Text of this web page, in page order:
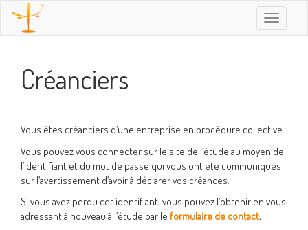
Toggle
Créanciers
Vous êtes créanciers d’une entreprise en procédure collective.
Vous pouvez vous connecter sur le site de l’étude au moyen de
l’identifiant et du mot de passe qui vous ont été communiqués
sur l’avertissement d’avoir à déclarer vos créances.
Si vous avez perdu cet identifiant, vous pouvez l’obtenir en vous
adressant à nouveau à l’étude par le formulaire de contact.